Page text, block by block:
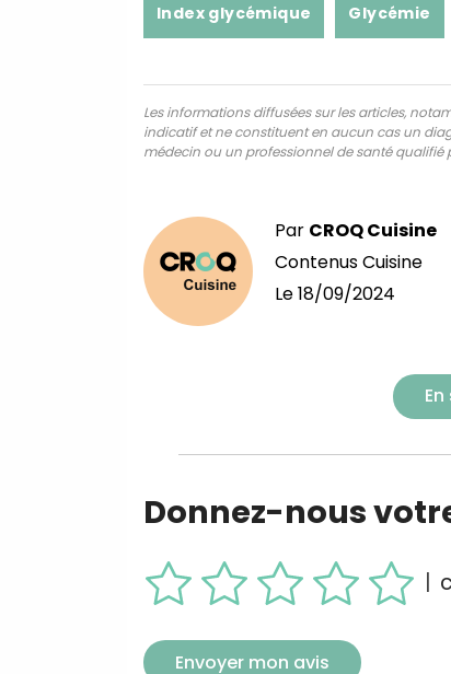
Index glycémique Glycémie
Les informations diffusées sur les articles,
indicatif et ne constituent en aucun cas un
médecin ou un professionnel de santé
Par CROQ Cuisine
Contenus Cuisine
Le18/09/2024
Donnez-nous
Envoyer mon avis